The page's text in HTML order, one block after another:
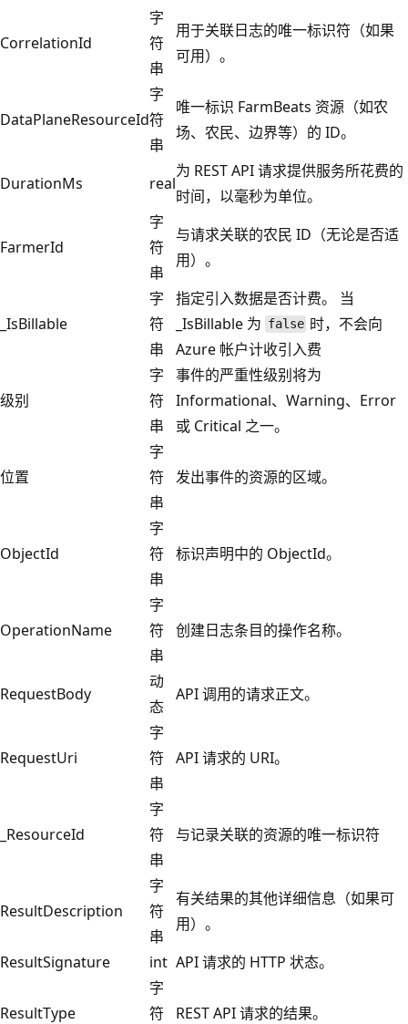
CorrelationId
字
符
串
用于关联日志的唯一标识符（如果
可用）。
DataPlaneResourceId
字
符
串
唯一标识 FarmBeats 资源（如农
场、农民、边界等）的 ID。
DurationMs real
为 REST API 请求提供服务所花费的
时间，以毫秒为单位。
FarmerId
字
符
串
与请求关联的农民 ID（无论是否适
用）。
_IsBillable
字
符
串
指定引入数据是否计费。 当
_IsBillable 为 false 时，不会向
Azure 帐户计收引入费
级别
字
符
串
事件的严重性级别将为
Informational、Warning、Error
或 Critical 之一。
位置
字
符
串
发出事件的资源的区域。
ObjectId
字
符
串
标识声明中的 ObjectId。
OperationName
字
符
串
创建日志条目的操作名称。
RequestBody
动
态
API 调用的请求正文。
RequestUri
字
符
串
API 请求的 URI。
_ResourceId
字
符
串
与记录关联的资源的唯一标识符
ResultDescription
字
符
串
有关结果的其他详细信息（如果可
用）。
ResultSignature
int API 请求的 HTTP 状态。
ResultType
字
符
REST API 请求的结果。